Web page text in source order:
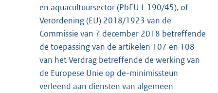
en aquacultuursector (PbEU L 190/45), of
Verordening (EU) 2018/1923 van de
Commissie van 7 december 2018 betreffende
de toepassing van de artikelen 107 en 108
van het Verdrag betreffende de werking van
de Europese Unie op de-minimissteun
verleend aan diensten van algemeen